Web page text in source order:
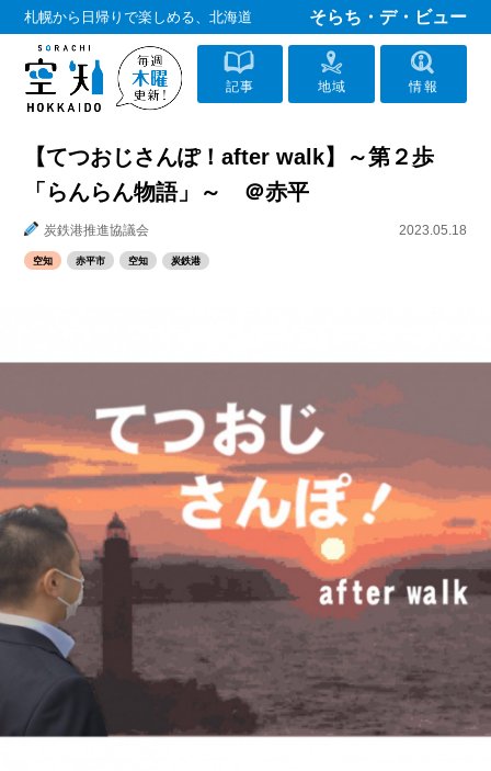
札幌から日帰りで楽しめる、北海道 そらち・デ・ビュー
記事 地域 情報
【てつおじさんぽ！after walk】～第２歩
「らんらん物語」～ ＠赤平
炭鉄港推進協議会 2023.05.18
空知 赤平市 空知 炭鉄港